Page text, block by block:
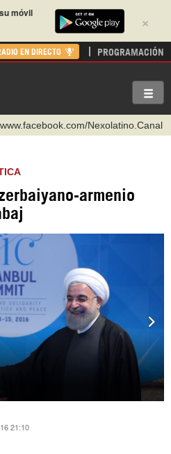
×
móvil
EN DIRECTO PROGRAMACIÓN
Nexolatino.Canal
nexo_latino
t.me/hispantvcanal
c/hispantv
como: hispan_tv
armenio
21:10